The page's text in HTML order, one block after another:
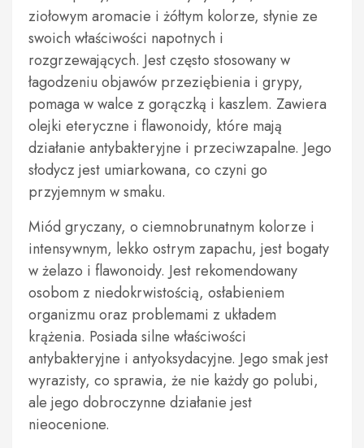
ziołowym aromacie i żółtym kolorze, słynie ze
swoich właściwości napotnych i
rozgrzewających. Jest często stosowany w
łagodzeniu objawów przeziębienia i grypy,
pomaga w walce z gorączką i kaszlem. Zawiera
olejki eteryczne i flawonoidy, które mają
działanie antybakteryjne i przeciwzapalne. Jego
słodycz jest umiarkowana, co czyni go
przyjemnym w smaku.
Miód gryczany, o ciemnobrunatnym kolorze i
intensywnym, lekko ostrym zapachu, jest bogaty
w żelazo i flawonoidy. Jest rekomendowany
osobom z niedokrwistością, osłabieniem
organizmu oraz problemami z układem
krążenia. Posiada silne właściwości
antybakteryjne i antyoksydacyjne. Jego smak jest
wyrazisty, co sprawia, że nie każdy go polubi,
ale jego dobroczynne działanie jest
nieocenione.